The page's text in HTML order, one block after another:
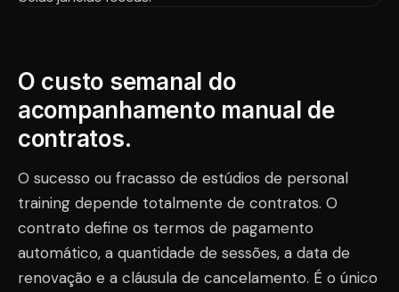
O custo semanal do
acompanhamento manual de
contratos.
O sucesso ou fracasso de estúdios de personal
training depende totalmente de contratos. O
contrato define os termos de pagamento
automático, a quantidade de sessões, a data de
renovação e a cláusula de cancelamento. É o único